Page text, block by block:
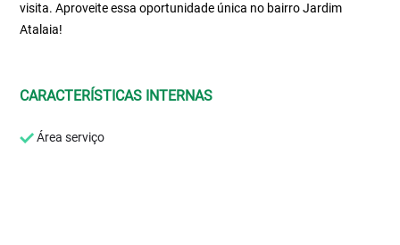
visita. Aproveite essa oportunidade única no bairro Jardim
Atalaia!
CARACTERÍSTICAS INTERNAS
Área serviço